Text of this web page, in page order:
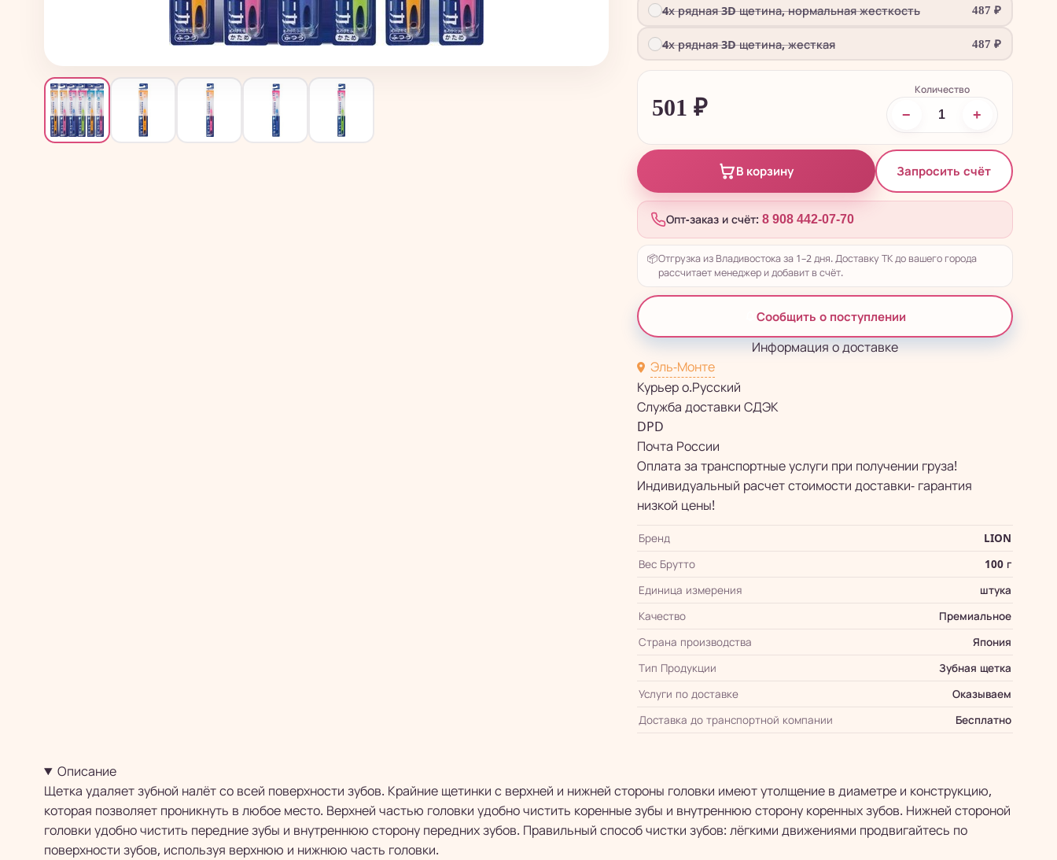
4х рядная 3D щетина, нормальная жесткость 487₽
4х рядная 3D щетина, жесткая 487₽
501 ₽
Количество
− +
В корзину Запросить счёт
Опт-заказ и счёт: 8 908 442-07-70
📦Отгрузка из Владивостока за 1–2 дня. Доставку ТК до вашего города
рассчитает менеджер и добавит в счёт.
Сообщить о поступлении
Информация о доставке
Эль-Монте
Курьер о.Русский
Служба доставки СДЭК
DPD
Почта России
Оплата за транспортные услуги при получении груза!
Индивидуальный расчет стоимости доставки- гарантия
низкой цены!
Бренд
LION
Вес Брутто
100 г
Единица измерения
штука
Качество
Премиальное
Страна производства
Япония
Тип Продукции
Зубная щетка
Услуги по доставке
Оказываем
Доставка до транспортной компании
Бесплатно
Описание
Щетка удаляет зубной налёт со всей поверхности зубов. Крайние щетинки с верхней и нижней стороны головки имеют утолщение в диаметре и конструкцию,
которая позволяет проникнуть в любое место. Верхней частью головки удобно чистить коренные зубы и внутреннюю сторону коренных зубов. Нижней стороной
головки удобно чистить передние зубы и внутреннюю сторону передних зубов. Правильный способ чистки зубов: лёгкими движениями продвигайтесь по
поверхности зубов, используя верхнюю и нижнюю часть головки.